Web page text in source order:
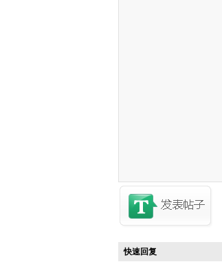
快速回复